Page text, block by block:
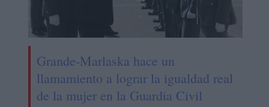
Grande-Marlaska hace un
llamamiento a lograr la igualdad real
de la mujer en la Guardia Civil